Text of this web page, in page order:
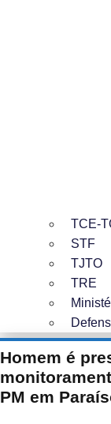
TCE-
STF
TJTO
TRE
Homem é
PM em